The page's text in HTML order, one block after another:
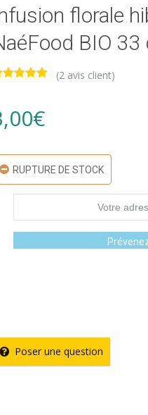
florale
BIO 33
(2avis client)
€
RUPTURE DE STOCK
Poser une question